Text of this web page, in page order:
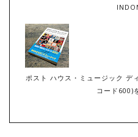
ポスト ハウス・ミュージック デ
コード600)